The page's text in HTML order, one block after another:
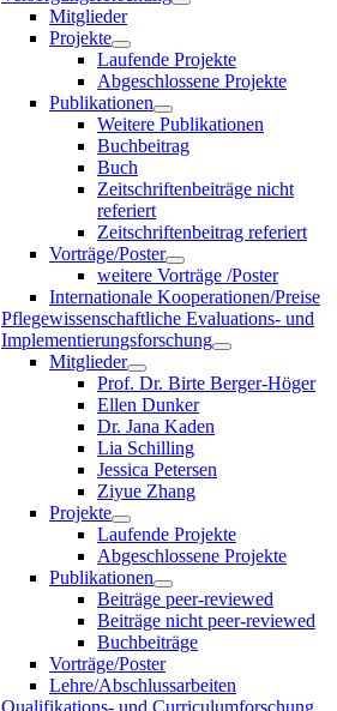
Mitglieder
Projekte
Laufende Projekte
Abgeschlossene Projekte
Publikationen
Weitere Publikationen
Buchbeitrag
Buch
Zeitschriftenbeiträge nicht
referiert
Zeitschriftenbeitrag referiert
Vorträge/Poster
weitere Vorträge /Poster
Internationale Kooperationen/Preise
Pflegewissenschaftliche Evaluations- und
Implementierungsforschung
Mitglieder
Prof. Dr. Birte Berger-Höger
Ellen Dunker
Dr. Jana Kaden
Lia Schilling
Jessica Petersen
Ziyue Zhang
Projekte
Laufende Projekte
Abgeschlossene Projekte
Publikationen
Beiträge peer-reviewed
Beiträge nicht peer-reviewed
Buchbeiträge
Vorträge/Poster
Lehre/Abschlussarbeiten
Qualifikations- und Curriculumforschung